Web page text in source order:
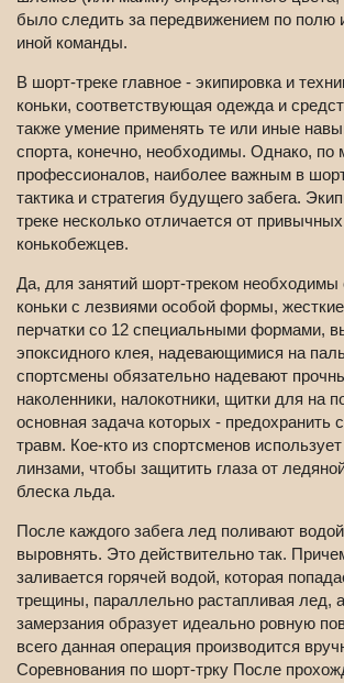
было следить за передвижением по полю
иной команды.
В шорт-треке главное - экипировка и
коньки, соответствующая одежда и
также умение применять те или иные
спорта, конечно, необходимы. Однако, по
профессионалов, наиболее важным в
тактика и стратегия будущего забега.
треке несколько отличается от
конькобежцев.
Да, для занятий шорт-треком
коньки с лезвиями особой формы,
перчатки со 12 специальными формами,
эпоксидного клея, надевающимися на
спортсмены обязательно надевают
наколенники, налокотники, щитки для на
основная задача которых - предохранить
травм. Кое-кто из спортсменов
линзами, чтобы защитить глаза от
блеска льда.
После каждого забега лед поливают
выровнять. Это действительно так.
заливается горячей водой, которая
трещины, параллельно растапливая лед,
замерзания образует идеально ровную
всего данная операция производится
Соревнования по шорт-трку После